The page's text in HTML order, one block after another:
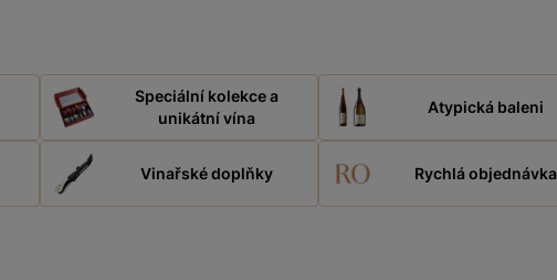
Speciální kolekce a
unikátní vína
Atypická baleni
Vinařské doplňky Rychlá objednávka